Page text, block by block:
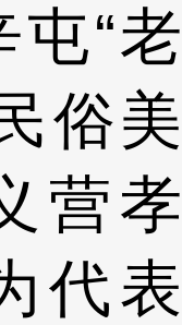
“老
俗美
营孝
代表